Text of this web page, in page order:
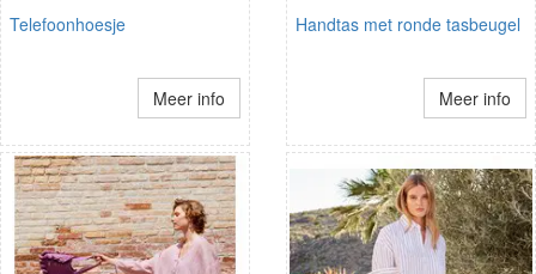
Telefoonhoesje
Meer info
Handtas met ronde tasbeugel
Meer info